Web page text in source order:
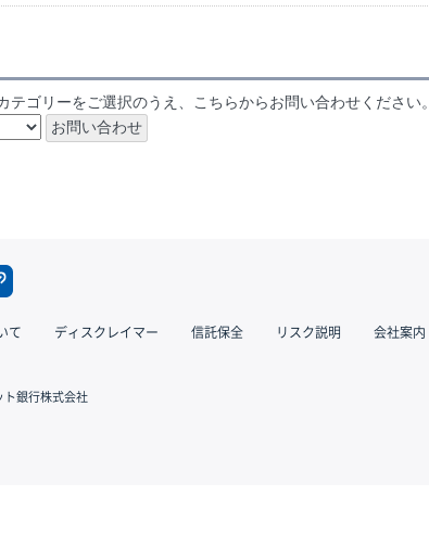
テゴリーをご選択のうえ、こちらからお問い合わせください。
て ディスクレイマー 信託保全 リスク説明 会社案内
ト銀行株式会社